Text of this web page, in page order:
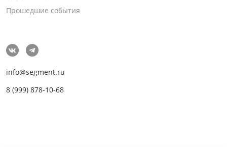
Прошедшие события
info@segment.ru
8 (999) 878-10-68